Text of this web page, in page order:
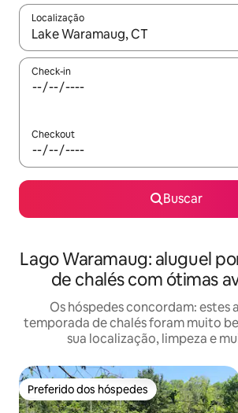
Localização
Quando os resultados estiverem
Check-in
Checkout
Buscar
Lago Waramaug: aluguel
de chalés com ótimas
Os hóspedes concordam: estes
temporada de chalés foram muito
sua localização, limpeza e
Preferido dos hóspedes
Preferido dos hóspedes